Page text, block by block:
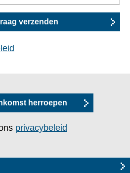
herroepen
privacybeleid